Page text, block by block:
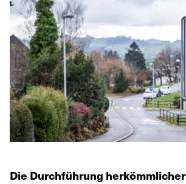
Die Durchführung herkömmlicher